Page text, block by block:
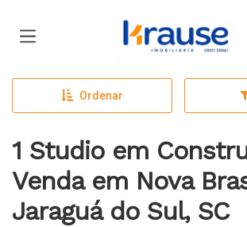
Página inicial
Ordenar
1 Studio em
Venda em Nova
Jaraguá do Sul, SC